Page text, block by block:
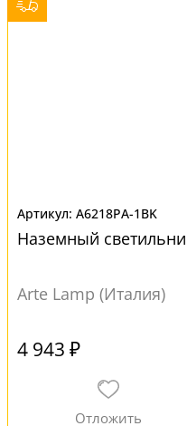
A6218PA-1BK
Наземный
Arte Lamp (Италия)
4 943 ₽